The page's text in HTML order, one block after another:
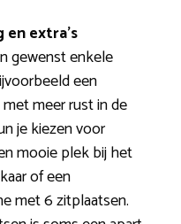
extra’s
gewenst enkele
een
meer rust in de
je kiezen voor
mooie plek bij het
of een
met 6 zitplaatsen.